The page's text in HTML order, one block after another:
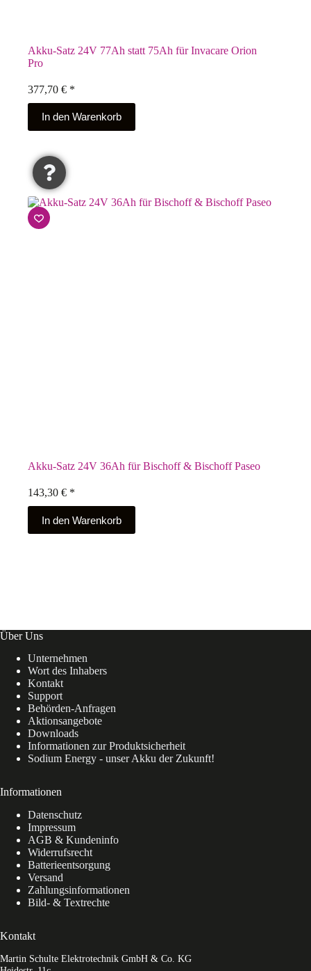
Akku-Satz 24V 77Ah statt 75Ah für Invacare Orion
Pro
377,70 € *
In den Warenkorb
Akku-Satz 24V 36Ah für Bischoff & Bischoff Paseo
143,30 € *
In den Warenkorb
Über Uns
Unternehmen
Wort des Inhabers
Kontakt
Support
Behörden-Anfragen
Aktionsangebote
Downloads
Informationen zur Produktsicherheit
Sodium Energy - unser Akku der Zukunft!
Informationen
Datenschutz
Impressum
AGB & Kundeninfo
Widerrufsrecht
Batterieentsorgung
Versand
Zahlungsinformationen
Bild- & Textrechte
Kontakt
Martin Schulte Elektrotechnik GmbH & Co. KG